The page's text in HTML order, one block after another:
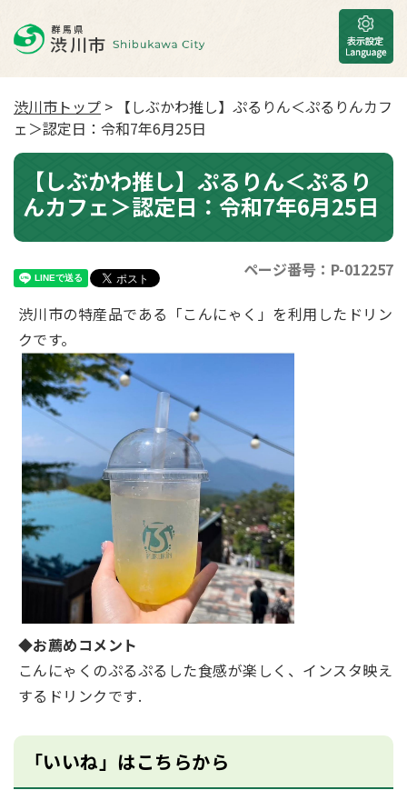
渋川市トップ > 【しぶかわ推し】ぷるりん＜ぷるりんカフ
ェ＞認定日：令和7年6月25日
【しぶかわ推し】ぷるりん＜ぷるり
んカフェ＞認定日：令和7年6月25日
ページ番号：P-012257
渋川市の特産品である「こんにゃく」を利⽤したドリン
クです。
◆お薦めコメント
こんにゃくのぷるぷるした⾷感が楽しく、インスタ映え
するドリンクです.
「いいね」はこちらから